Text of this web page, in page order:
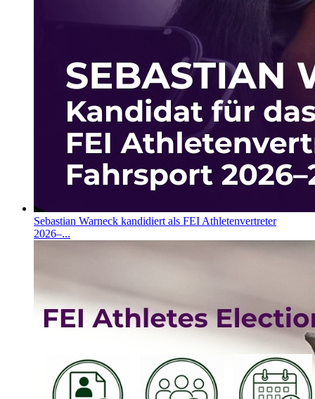
Sebastian Warneck kandidiert als FEI Athletenvertreter
2026–...